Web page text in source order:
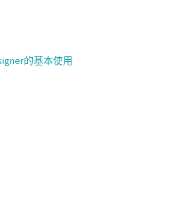
的基本使用